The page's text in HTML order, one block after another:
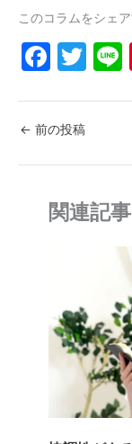
このコラムをシェア
F
c
e
b
o
o
T
← 前の投稿
関連記事